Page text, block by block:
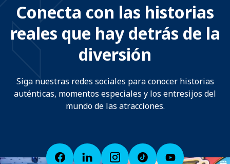
Conecta con las historias
reales que hay detrás de la
diversión
Siga nuestras redes sociales para conocer historias
auténticas, momentos especiales y los entresijos del
mundo de las atracciones.